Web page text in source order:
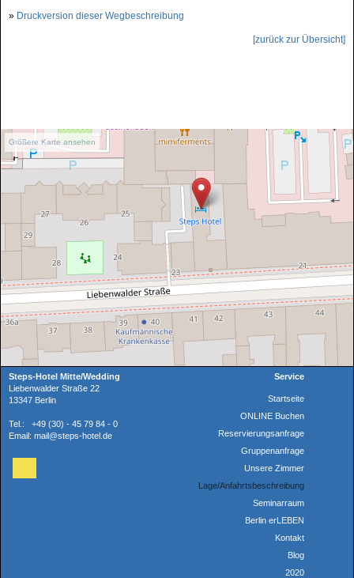
» Druckversion dieser Wegbeschreibung
[zurück zur Übersicht]
Größere Karte ansehen
Steps-Hotel Mitte/Wedding
Liebenwalder Straße 22
13347 Berlin
Tel.: +49 (30) - 45 79 84 - 0
Email: mail@steps-hotel.de
Service
Startseite
ONLINE Buchen
Reservierungsanfrage
Gruppenanfrage
Unsere Zimmer
Lage/Anfahrtsbeschreibung
Seminarraum
Berlin erLEBEN
Kontakt
Blog
2020